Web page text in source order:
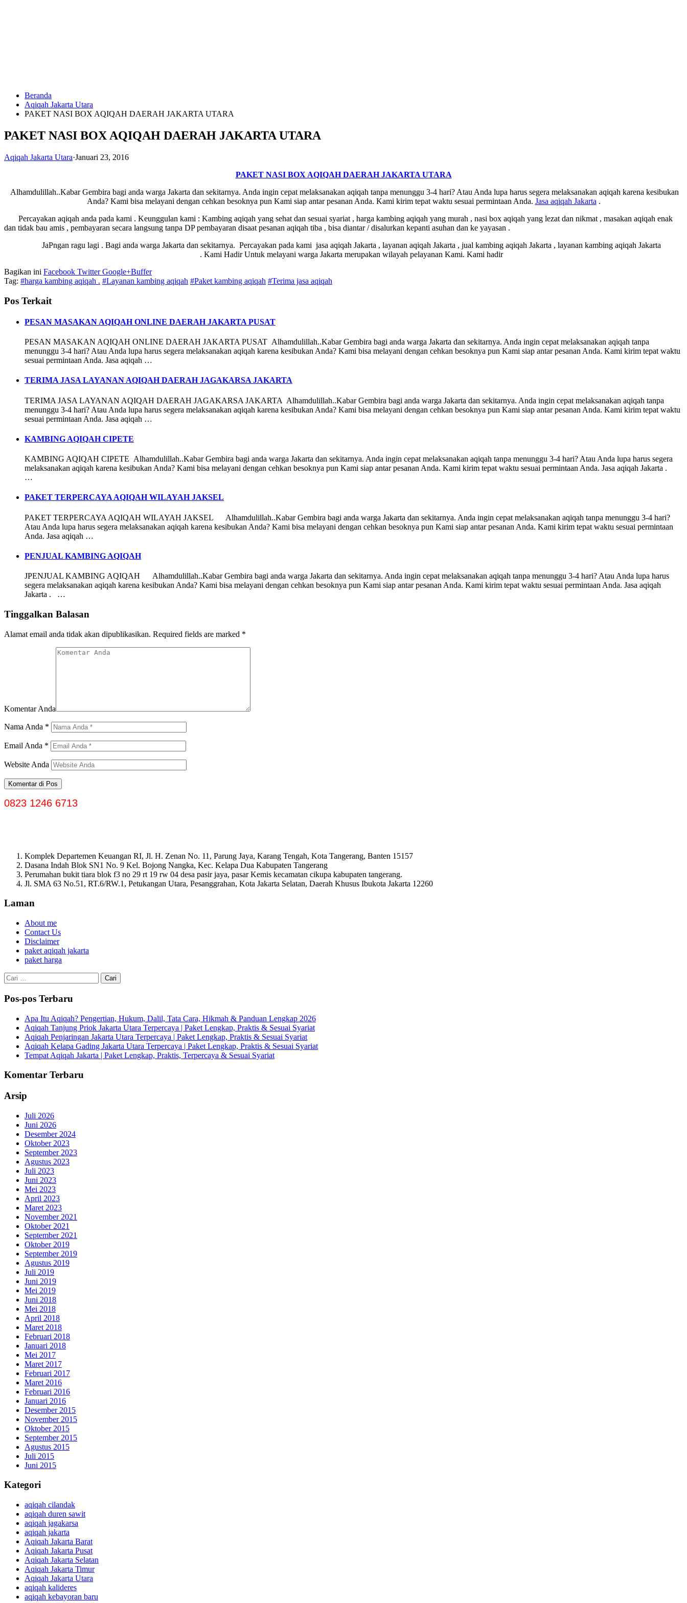
HUBUNGI
KAMI
0823
6713
Beranda
Aqiqah Jakarta Utara
PAKET NASI BOX AQIQAH DAERAH JAKARTA UTARA
PAKET NASI BOX AQIQAH DAERAH JAKARTA UTARA
Aqiqah Jakarta Utara·Januari 23, 2016
PAKET NASI BOX AQIQAH DAERAH JAKARTA UTARA
Alhamdulillah..Kabar Gembira bagi anda warga Jakarta dan sekitarnya. Anda ingin cepat melaksanakan aqiqah tanpa menunggu 3-4 hari? Atau Anda lupa harus segera melaksanakan aqiqah karena kesibukan
Anda? Kami bisa melayani dengan cehkan besoknya pun Kami siap antar pesanan Anda. Kami kirim tepat waktu sesuai permintaan Anda. Jasa aqiqah Jakarta .
Percayakan aqiqah anda pada kami . Keunggulan kami : Kambing aqiqah yang sehat dan sesuai syariat , harga kambing aqiqah yang murah , nasi box aqiqah yang lezat dan nikmat , masakan aqiqah enak
dan tidak bau amis , pembayaran secara langsung tanpa DP pembayaran disaat pesanan aqiqah tiba , bisa diantar / disalurkan kepanti asuhan dan ke yayasan .
JaPngan ragu lagi . Bagi anda warga Jakarta dan sekitarnya. Percayakan pada kami jasa aqiqah Jakarta , layanan aqiqah Jakarta , jual kambing aqiqah Jakarta , layanan kambing aqiqah Jakarta
. Kami Hadir Untuk melayani warga Jakarta merupakan wilayah pelayanan Kami. Kami hadir
Bagikan ini Facebook TwitterGoogle+Buffer
Tag: #harga kambing aqiqah . #Layanan kambing aqiqah #Paket kambing aqiqah #Terima jasa aqiqah
Pos Terkait
PESAN MASAKAN AQIQAH ONLINE DAERAH JAKARTA PUSAT
PESAN MASAKAN AQIQAH ONLINE DAERAH JAKARTA PUSAT Alhamdulillah..Kabar Gembira bagi anda warga Jakarta dan sekitarnya. Anda ingin cepat melaksanakan aqiqah tanpa
menunggu 3-4 hari? Atau Anda lupa harus segera melaksanakan aqiqah karena kesibukan Anda? Kami bisa melayani dengan cehkan besoknya pun Kami siap antar pesanan Anda. Kami kirim tepat waktu
sesuai permintaan Anda. Jasa aqiqah …
TERIMA JASA LAYANAN AQIQAH DAERAH JAGAKARSA JAKARTA
TERIMA JASA LAYANAN AQIQAH DAERAH JAGAKARSA JAKARTA Alhamdulillah..Kabar Gembira bagi anda warga Jakarta dan sekitarnya. Anda ingin cepat melaksanakan aqiqah tanpa
menunggu 3-4 hari? Atau Anda lupa harus segera melaksanakan aqiqah karena kesibukan Anda? Kami bisa melayani dengan cehkan besoknya pun Kami siap antar pesanan Anda. Kami kirim tepat waktu
sesuai permintaan Anda. Jasa aqiqah …
KAMBING AQIQAH CIPETE
KAMBING AQIQAH CIPETE Alhamdulillah..Kabar Gembira bagi anda warga Jakarta dan sekitarnya. Anda ingin cepat melaksanakan aqiqah tanpa menunggu 3-4 hari? Atau Anda lupa harus segera
melaksanakan aqiqah karena kesibukan Anda? Kami bisa melayani dengan cehkan besoknya pun Kami siap antar pesanan Anda. Kami kirim tepat waktu sesuai permintaan Anda. Jasa aqiqah Jakarta .
…
PAKET TERPERCAYA AQIQAH WILAYAH JAKSEL
PAKET TERPERCAYA AQIQAH WILAYAH JAKSEL Alhamdulillah..Kabar Gembira bagi anda warga Jakarta dan sekitarnya. Anda ingin cepat melaksanakan aqiqah tanpa menunggu 3-4 hari?
Atau Anda lupa harus segera melaksanakan aqiqah karena kesibukan Anda? Kami bisa melayani dengan cehkan besoknya pun Kami siap antar pesanan Anda. Kami kirim tepat waktu sesuai permintaan
Anda. Jasa aqiqah …
PENJUAL KAMBING AQIQAH
JPENJUAL KAMBING AQIQAH Alhamdulillah..Kabar Gembira bagi anda warga Jakarta dan sekitarnya. Anda ingin cepat melaksanakan aqiqah tanpa menunggu 3-4 hari? Atau Anda lupa harus
segera melaksanakan aqiqah karena kesibukan Anda? Kami bisa melayani dengan cehkan besoknya pun Kami siap antar pesanan Anda. Kami kirim tepat waktu sesuai permintaan Anda. Jasa aqiqah
Jakarta . …
Tinggalkan Balasan
Alamat email anda tidak akan dipublikasikan. Required fields are marked *
Komentar Anda
Nama Anda *
Email Anda *
Website Anda
0823 1246 6713
Komplek Departemen Keuangan RI, Jl. H. Zenan No. 11, Parung Jaya, Karang Tengah, Kota Tangerang, Banten 15157
Dasana Indah Blok SN1 No. 9 Kel. Bojong Nangka, Kec. Kelapa Dua Kabupaten Tangerang
Perumahan bukit tiara blok f3 no 29 rt 19 rw 04 desa pasir jaya, pasar Kemis kecamatan cikupa kabupaten tangerang.
Jl. SMA 63 No.51, RT.6/RW.1, Petukangan Utara, Pesanggrahan, Kota Jakarta Selatan, Daerah Khusus Ibukota Jakarta 12260
Laman
About me
Contact Us
Disclaimer
paket aqiqah jakarta
paket harga
Cari
untuk:
Pos-pos Terbaru
Apa Itu Aqiqah? Pengertian, Hukum, Dalil, Tata Cara, Hikmah & Panduan Lengkap 2026
Aqiqah Tanjung Priok Jakarta Utara Terpercaya | Paket Lengkap, Praktis & Sesuai Syariat
Aqiqah Penjaringan Jakarta Utara Terpercaya | Paket Lengkap, Praktis & Sesuai Syariat
Aqiqah Kelapa Gading Jakarta Utara Terpercaya | Paket Lengkap, Praktis & Sesuai Syariat
Tempat Aqiqah Jakarta | Paket Lengkap, Praktis, Terpercaya & Sesuai Syariat
Komentar Terbaru
Arsip
Juli 2026
Juni 2026
Desember 2024
Oktober 2023
September 2023
Agustus 2023
Juli 2023
Juni 2023
Mei 2023
April 2023
Maret 2023
November 2021
Oktober 2021
September 2021
Oktober 2019
September 2019
Agustus 2019
Juli 2019
Juni 2019
Mei 2019
Juni 2018
Mei 2018
April 2018
Maret 2018
Februari 2018
Januari 2018
Mei 2017
Maret 2017
Februari 2017
Maret 2016
Februari 2016
Januari 2016
Desember 2015
November 2015
Oktober 2015
September 2015
Agustus 2015
Juli 2015
Juni 2015
Kategori
aqiqah cilandak
aqiqah duren sawit
aqiqah jagakarsa
aqiqah jakarta
Aqiqah Jakarta Barat
Aqiqah Jakarta Pusat
Aqiqah Jakarta Selatan
Aqiqah Jakarta Timur
Aqiqah Jakarta Utara
aqiqah kalideres
aqiqah kebayoran baru